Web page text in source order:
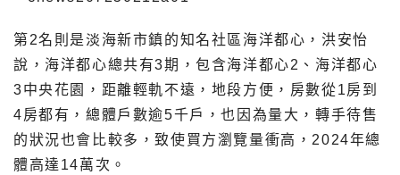
第2名則是淡海新市鎮的知名社區海洋都心，洪安怡
說，海洋都心總共有3期，包含海洋都心2、海洋都心
3中央花園，距離輕軌不遠，地段方便，房數從1房到
4房都有，總體戶數逾5千戶，也因為量大，轉手待售
的狀況也會比較多，致使買方瀏覽量衝高，2024年總
體高達14萬次。